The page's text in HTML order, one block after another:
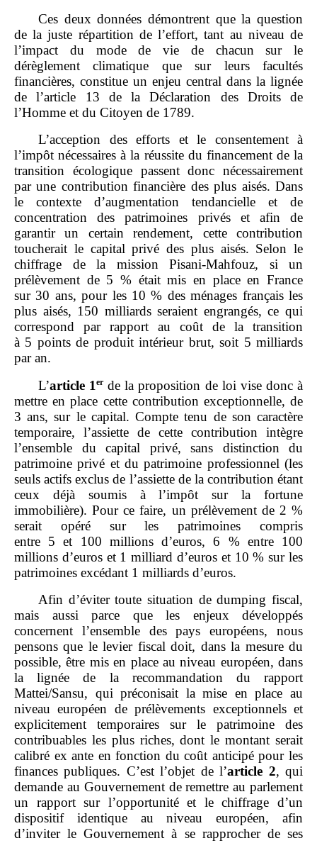
Ces deux données démontrent que la question
de la juste répartition de l’effort, tant au niveau de
l’impact du mode de vie de chacun sur le
dérèglement climatique que sur leurs facultés
financières, constitue un enjeu central dans la lignée
de l’article 13 de la Déclaration des Droits de
l’Homme et du Citoyen de 1789.
L’acception des efforts et le consentement à
l’impôt nécessaires à la réussite du financement de la
transition écologique passent donc nécessairement
par une contribution financière des plus aisés. Dans
le contexte d’augmentation tendancielle et de
concentration des patrimoines privés et afin de
garantir un certain rendement, cette contribution
toucherait le capital privé des plus aisés. Selon le
chiffrage de la mission Pisani‑Mahfouz, si un
prélèvement de 5 % était mis en place en France
sur 30 ans, pour les 10 % des ménages français les
plus aisés, 150 milliards seraient engrangés, ce qui
correspond par rapport au coût de la transition
à 5 points de produit intérieur brut, soit 5 milliards
par an.
L’article 1er de la proposition de loi vise donc à
mettre en place cette contribution exceptionnelle, de
3 ans, sur le capital. Compte tenu de son caractère
temporaire, l’assiette de cette contribution intègre
l’ensemble du capital privé, sans distinction du
patrimoine privé et du patrimoine professionnel (les
seuls actifs exclus de l’assiette de la contribution étant
ceux déjà soumis à l’impôt sur la fortune
immobilière). Pour ce faire, un prélèvement de 2 %
serait opéré sur les patrimoines compris
entre 5 et 100 millions d’euros, 6 % entre 100
millions d’euros et 1 milliard d’euros et 10 % sur les
patrimoines excédant 1 milliards d’euros.
Afin d’éviter toute situation de dumping fiscal,
mais aussi parce que les enjeux développés
concernent l’ensemble des pays européens, nous
pensons que le levier fiscal doit, dans la mesure du
possible, être mis en place au niveau européen, dans
la lignée de la recommandation du rapport
Mattei/Sansu, qui préconisait la mise en place au
niveau européen de prélèvements exceptionnels et
explicitement temporaires sur le patrimoine des
contribuables les plus riches, dont le montant serait
calibré ex ante en fonction du coût anticipé pour les
finances publiques. C’est l’objet de l’article 2, qui
demande au Gouvernement de remettre au parlement
un rapport sur l’opportunité et le chiffrage d’un
dispositif identique au niveau européen, afin
d’inviter le Gouvernement à se rapprocher de ses